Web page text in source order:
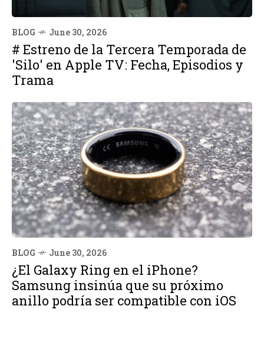
BLOG June 30, 2026
# Estreno de la Tercera Temporada de
'Silo' en Apple TV: Fecha, Episodios y
Trama
BLOG June 30, 2026
¿El Galaxy Ring en el iPhone?
Samsung insinúa que su próximo
anillo podría ser compatible con iOS